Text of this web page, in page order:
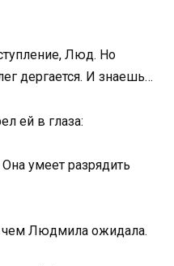
Люд. Но
дергается. И знаешь…
ей в глаза:
умеет разрядить
чем Людмила ожидала.